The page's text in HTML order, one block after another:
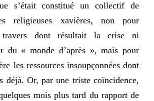
s’était constitué un collectif de
religieuses xavières, non pour
travers dont résultait la crise ni
du « monde d’après », mais pour
les ressources insoupçonnées dont
déjà. Or, par une triste coïncidence,
mois plus tard du rapport de